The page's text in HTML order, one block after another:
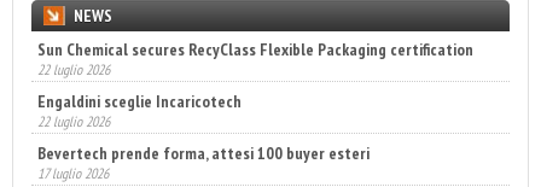
NEWS
Sun Chemical secures RecyClass Flexible Packaging certification
22 luglio 2026
Engaldini sceglie Incaricotech
22 luglio 2026
Bevertech prende forma, attesi 100 buyer esteri
17 luglio 2026